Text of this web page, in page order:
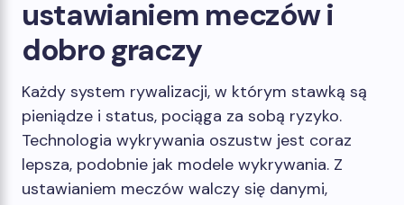
ustawianiem meczów i
dobro graczy
Każdy system rywalizacji, w którym stawką są
pieniądze i status, pociąga za sobą ryzyko.
Technologia wykrywania oszustw jest coraz
lepsza, podobnie jak modele wykrywania. Z
ustawianiem meczów walczy się danymi,